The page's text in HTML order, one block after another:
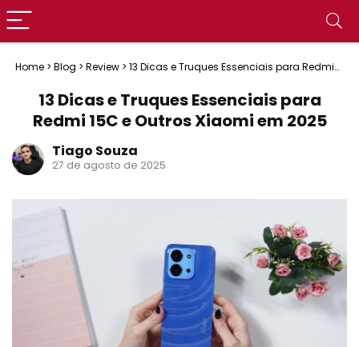
Home > Blog > Review > 13 Dicas e Truques Essenciais para Redmi
13 Dicas e Truques Essenciais para
Redmi 15C e Outros Xiaomi em 2025
Tiago Souza
27 de agosto de 2025